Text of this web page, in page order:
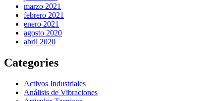
marzo 2021
febrero 2021
enero 2021
agosto 2020
abril 2020
Categories
Activos Industriales
Análisis de Vibraciones